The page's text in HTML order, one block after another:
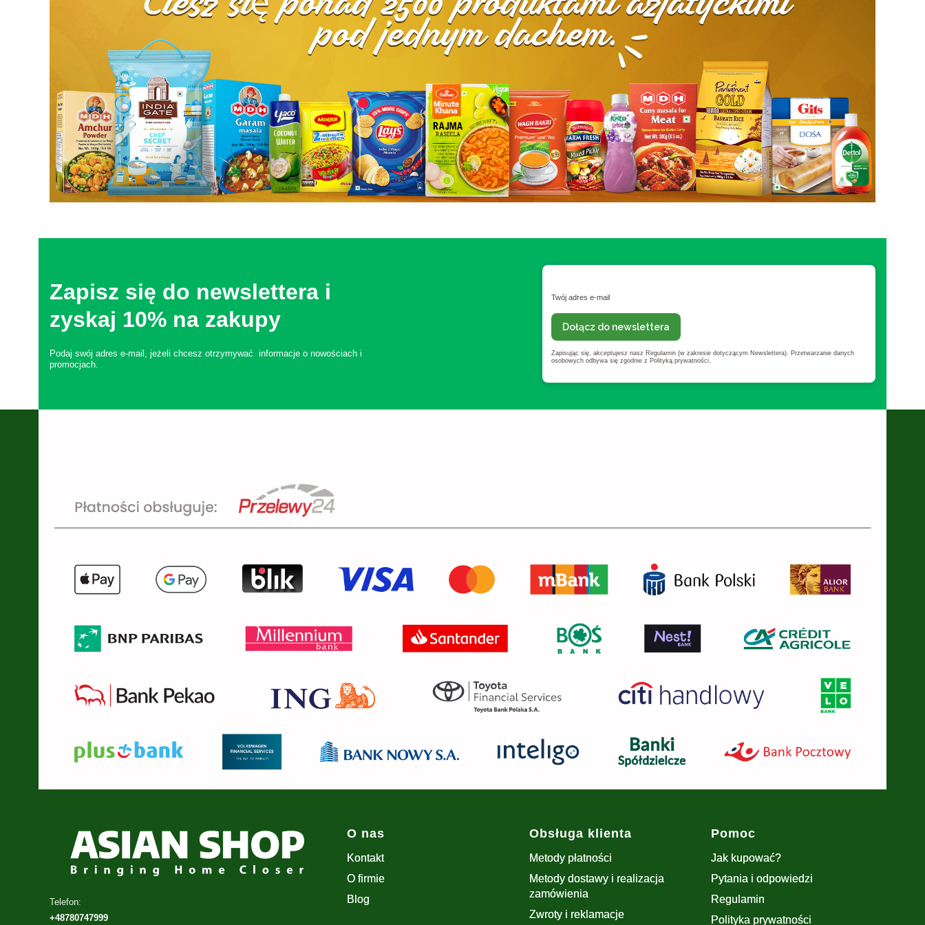
Zapisz się do newslettera i
zyskaj 10% na zakupy
Podaj swój adres e-mail, jeżeli chcesz otrzymywać informacje o nowościach i
promocjach.
Twój adres e-mail
Dołącz do newslettera
Zapisując się, akceptujesz nasz Regulamin (w zakresie dotyczącym Newslettera). Przetwarzanie danych
osobowych odbywa się zgodnie z Polityką prywatności.
Telefon:
+48780747999
Linki w stopce
O nas
Kontakt
O firmie
Blog
Obsługa klienta
Metody płatności
Metody dostawy i realizacja
zamówienia
Zwroty i reklamacje
Pomoc
Jak kupować?
Pytania i odpowiedzi
Regulamin
Polityka prywatności